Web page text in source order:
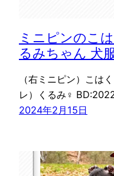
ミニピンのこ
るみちゃん 犬
（右ミニピン）こは
レ）くるみ♀
2024年2月15日